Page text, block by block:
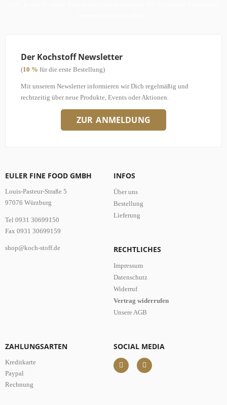
Der Kochstoff Newsletter
(10 % für die erste Bestellung)
Mit unserem Newsletter informieren wir Dich regelmäßig und
rechtzeitig über neue Produkte, Events oder Aktionen.
ZUR ANMELDUNG
EULER FINE FOOD GMBH
Louis-Pasteur-Straße 5
97076 Würzburg
Tel 0931 30699150
Fax 0931 30699159
shop@koch-stoff.de
INFOS
Über uns
Bestellung
Lieferung
RECHTLICHES
Impressum
Datenschutz
Widerruf
Vertrag widerrufen
Unsere AGB
ZAHLUNGSARTEN
Kreditkarte
Paypal
Rechnung
SOCIAL MEDIA